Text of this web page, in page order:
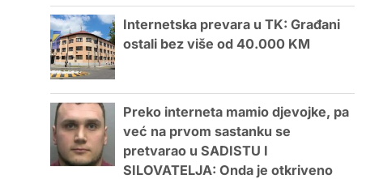
Internetska prevara u TK: Građani
ostali bez više od 40.000 KM
Preko interneta mamio djevojke, pa
već na prvom sastanku se
pretvarao u SADISTU I
SILOVATELJA: Onda je otkriveno